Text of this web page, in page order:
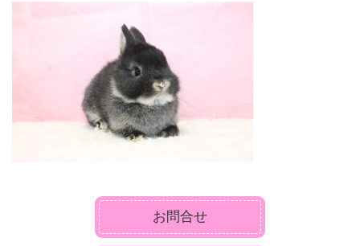
お問合せ